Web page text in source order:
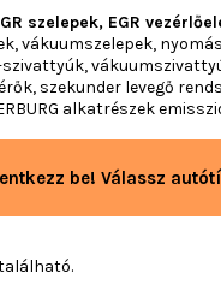
szelepek, EGR
vákuumszelepek,
szivattyúk,
szekunder levegő
alkatrészek
be! Válassz